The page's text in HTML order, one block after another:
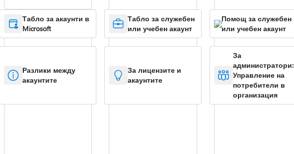
Помощ с кодовете за
„Промяна на начина
на плащане”
Използване на
ваучер за подарък
Табло за акаунти в
Microsoft
Табло за служебен
или учебен акаунт
Помощ за служебен
или учебен акаунт
Разлики между
акаунтите
За лицензите и
акаунтите
За
администратори:
Управление на
потребители в
организация